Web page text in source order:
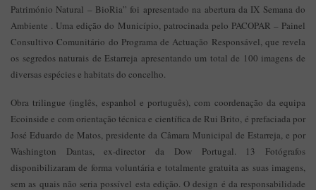
Património Natural – BioRia” foi apresentado na abertura da IX Semana do
Ambiente . Uma edição do Município, patrocinada pelo PACOPAR – Painel
Consultivo Comunitário do Programa de Actuação Responsável, que revela
os segredos naturais de Estarreja apresentando um total de 100 imagens de
diversas espécies e habitats do concelho.
Obra trilingue (inglês, espanhol e português), com coordenação da equipa
Ecoinside e com orientação técnica e científica de Rui Brito, é prefaciada por
José Eduardo de Matos, presidente da Câmara Municipal de Estarreja, e por
Washington Dantas, ex-director da Dow Portugal. 13 Fotógrafos
disponibilizaram de forma voluntária e totalmente gratuita as suas imagens,
sem as quais não seria possível esta edição. O design é da responsabilidade